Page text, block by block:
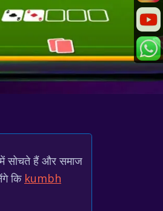
में सोचते हैं और समाज
कि kumbh